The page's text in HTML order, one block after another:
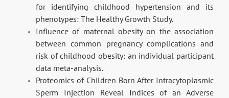
for identifying childhood hypertension and its
phenotypes: The Healthy Growth Study.
Influence of maternal obesity on the association
between common pregnancy complications and
risk of childhood obesity: an individual participant
data meta-analysis.
Proteomics of Children Born After Intracytoplasmic
Sperm Injection Reveal Indices of an Adverse